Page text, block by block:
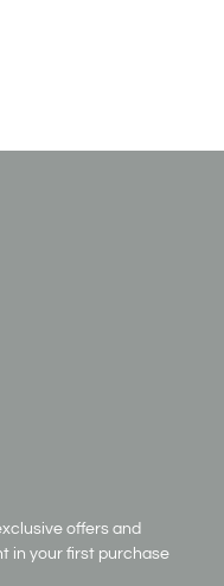
offers and
in your first purchase